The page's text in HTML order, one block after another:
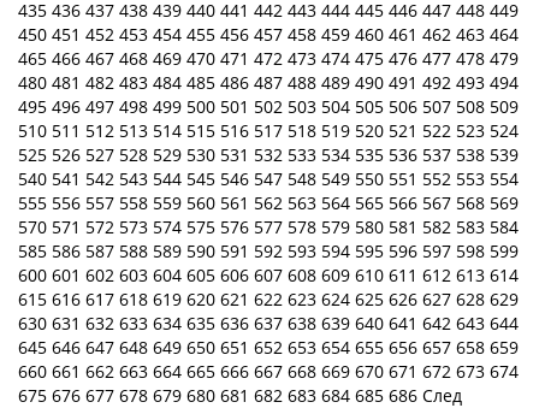
435 436 437 438 439 440 441 442 443 444 445 446 447 448 449
450 451 452 453 454 455 456 457 458 459 460 461 462 463 464
465 466 467 468 469 470 471 472 473 474 475 476 477 478 479
480 481 482 483 484 485 486 487 488 489 490 491 492 493 494
495 496 497 498 499 500 501 502 503 504 505 506 507 508 509
510 511 512 513 514 515 516 517 518 519 520 521 522 523 524
525 526 527 528 529 530 531 532 533 534 535 536 537 538 539
540 541 542 543 544 545 546 547 548 549 550 551 552 553 554
555 556 557 558 559 560 561 562 563 564 565 566 567 568 569
570 571 572 573 574 575 576 577 578 579 580 581 582 583 584
585 586 587 588 589 590 591 592 593 594 595 596 597 598 599
600 601 602 603 604 605 606 607 608 609 610 611 612 613 614
615 616 617 618 619 620 621 622 623 624 625 626 627 628 629
630 631 632 633 634 635 636 637 638 639 640 641 642 643 644
645 646 647 648 649 650 651 652 653 654 655 656 657 658 659
660 661 662 663 664 665 666 667 668 669 670 671 672 673 674
675 676 677 678 679 680 681 682 683 684 685 686 След